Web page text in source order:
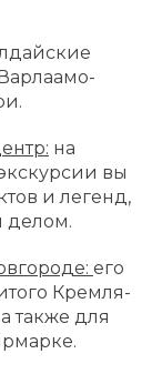
на
вы
и легенд,
делом.
его
Кремля-
также для